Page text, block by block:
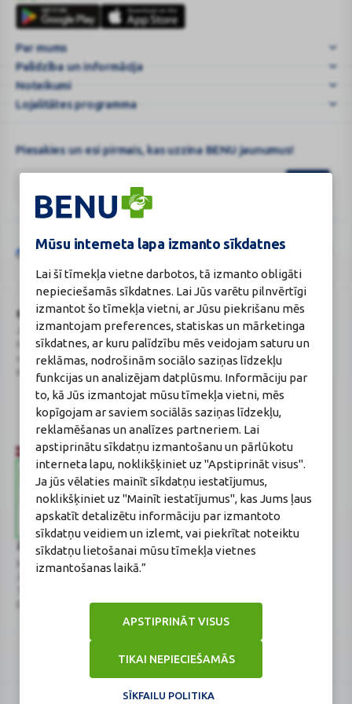
Mūsu interneta lapa izmanto sīkdatnes
Lai šī tīmekļa vietne darbotos, tā izmanto obligāti
nepieciešamās sīkdatnes. Lai Jūs varētu pilnvērtīgi
izmantot šo tīmekļa vietni, ar Jūsu piekrišanu mēs
izmantojam preferences, statiskas un mārketinga
sīkdatnes, ar kuru palīdzību mēs veidojam saturu un
reklāmas, nodrošinām sociālo saziņas līdzekļu
funkcijas un analizējam datplūsmu. Informāciju par
to, kā Jūs izmantojat mūsu tīmekļa vietni, mēs
kopīgojam ar saviem sociālās saziņas līdzekļu,
reklamēšanas un analīzes partneriem. Lai
apstiprinātu sīkdatņu izmantošanu un pārlūkotu
interneta lapu, noklikšķiniet uz "Apstiprināt visus".
Ja jūs vēlaties mainīt sīkdatņu iestatījumus,
noklikšķiniet uz "Mainīt iestatījumus", kas Jums ļaus
apskatīt detalizētu informāciju par izmantoto
sīkdatņu veidiem un izlemt, vai piekrītat noteiktu
sīkdatņu lietošanai mūsu tīmekļa vietnes
izmantošanas laikā.”
TIKAI NEPIECIEŠAMĀS
APSTIPRINĀT VISUS
SĪKFAILU POLITIKA
širdies
ligų
sta
...
karte
Par mums
Palīdzība un informācija
Noteikumi
Lojalitātes programma
Piesakies un esi pirmais, kas uzzina BENU jaunumus!
Google
reCAPTCHA
Šo vietni aizsargā „reCAPTCHA“, un uz to attiecas „Google“
BENU Aptieka Latvija, SIA
Juridiskā adrese / Faktiskā adrese:
Noliktavu iela 5, Dreiliņi, Stopiņu
novads, LV-2130
Reģistrācijas Nr.: 40003252167
Licence
Licences numurs: A00010
E-aptiekas kontakti
Aptiekas vadītāja:
Sertificēta farmaceite: Jeļena
Gončarova
Reģistrācijas Nr.: F-0834
Sertifikāta Nr.: 215.2025
Zāļu valsts aģentūra
www.zva.gov.lv
Jersikas iela 15, Rīga
E-pasts: info@zva.gov.lv
Veselības inspekcija
E-pasts: vi@vi.gov.lv